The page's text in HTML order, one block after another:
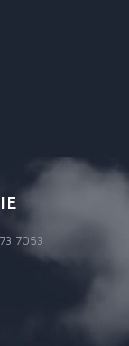
7053